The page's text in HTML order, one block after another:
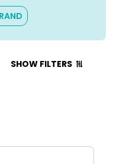
SHOW FILTERS